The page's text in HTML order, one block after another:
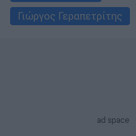
Γιώργος Γεραπετρίτης